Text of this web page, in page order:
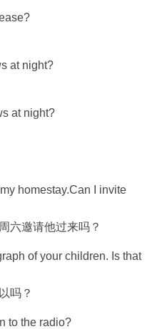
at night?
at night?
homestay.Can I invite
六邀请他过来吗？
of your children. Is that
吗？
to the radio?